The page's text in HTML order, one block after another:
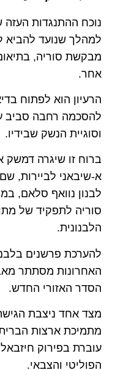
נוכח ההתנגדות
למהלך שנועד להביא
מבקשת סוריה,
אחר.
הרעיון הוא לפתוח
להסכמה רחבה סביב
וסוגיית הנשק שבידיו.
ברוח זו שיגרה
א-שיבאני לביירות,
לבנון נוואף סלאם,
סוריה לתפקיד של
הלבנונית.
להערכת פרשנים
האחרונות מסתתר
הסדר האזורי החדש.
מצד אחד ניצבת
מתמיכת ארצות
עוברת בפירוק
הפוליטי והצבאי.